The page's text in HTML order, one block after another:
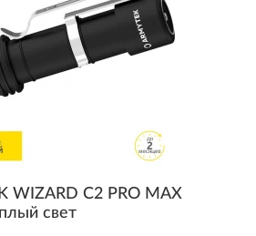
WIZARD C2 PRO MAX
свет